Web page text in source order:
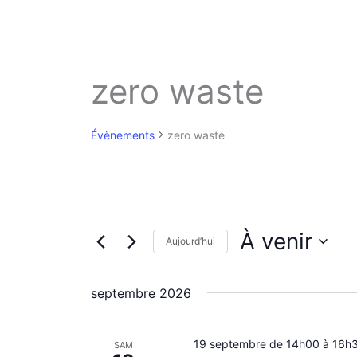
zero waste
Évènements zero waste
ÉvènementsAujourd’hui À venir
l
t
septembre 2026
SAM 19 septembre de 14h00 à